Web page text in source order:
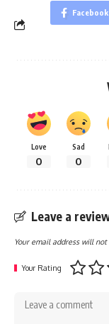
Facebook
Love
0
Sad
0
Leave a
Your email address will
Your Rating